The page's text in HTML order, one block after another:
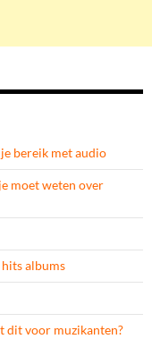
bereik met audio
moet weten over
albums
dit voor muzikanten?